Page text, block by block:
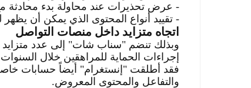
- عرض تحذيرات عند محاولة بدء
- تقييد أنواع المحتوى الذي يمكن أن
اتجاه متزايد داخل منصات التواصل
وبذلك تنضم "سناب شات" إلى عدد متزايد
إجراءات الحماية للمراهقين خلال السنوات
فقد أطلقت "إنستغرام" أيضاً حسابات
والتفاعل والمحتوى المعروض.